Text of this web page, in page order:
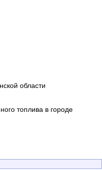
области
топлива в городе